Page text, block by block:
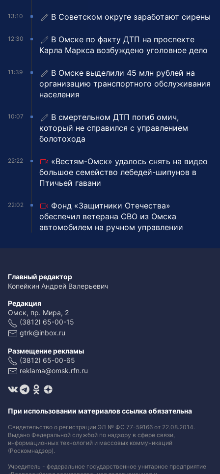
13:10 В Советском округе заработают сирены
12:30
В Омске по факту ДТП на проспекте
Карла Маркса возбуждено уголовное дело
11:39
В Омске выделили 45 млн рублей на
организацию транспортного обслуживания
населения
10:07
В смертельном ДТП погиб омич,
который не справился с управлением
болотохода
22:22
«Вестям-Омск» удалось снять на видео
большое семейство лебедей-шипунов в
Птичьей гавани
22:02
Фонд «Защитники Отечества»
обеспечил ветерана СВО из Омска
автомобилем на ручном управлении
Главный редактор
Копейкин Андрей Валерьевич
Редакция
Омск, пр. Мира, 2
(3812) 65-00-15
gtrk@inbox.ru
Размещение рекламы
(3812) 65-00-65
reklama@omsk.rfn.ru
При использовании материалов ссылка обязательна
Свидетельство о регистрации ЭЛ № ФС 77-59166 от 22.08.2014.
Выдано Федеральной службой по надзору в сфере связи,
информационных технологий и массовых коммуникаций
(Роскомнадзор).
Учредитель - федеральное государственное унитарное предприятие